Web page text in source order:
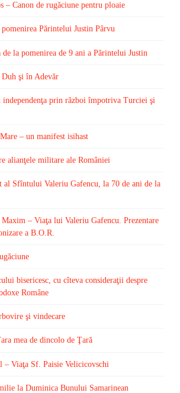
Canon de rugăciune pentru ploaie
Părintelui Justin Pârvu
de la pomenirea de 9 ani a Părintelui Justin
Duh şi în Adevăr
independenţa prin război împotriva Turciei şi
– un manifest isihast
alianţele militare ale României
Sfîntului Valeriu Gafencu, la 70 de ani de la
– Viaţa lui Valeriu Gafencu. Prezentare
a B.O.R.
bisericesc, cu cîteva consideraţii despre
Române
şi vindecare
mea de dincolo de Ţară
– Viaţa Sf. Paisie Velicicovschi
la Duminica Bunului Samarinean